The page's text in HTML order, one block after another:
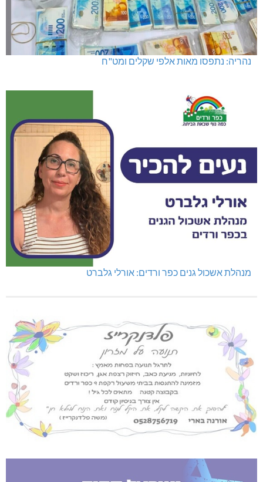
נהריה: נתפסו מאות אלפי שקלים ומט"ח
מנהלת אשכול גנים כפר ורדים: אורלי גלברט